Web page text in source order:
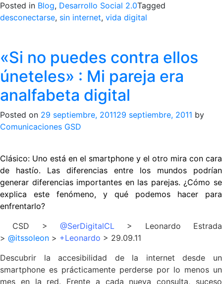
Posted in Blog, Desarrollo Social 2.0Tagged
desconectarse, sin internet, vida digital
«Si no puedes contra ellos
úneteles» : Mi pareja era
analfabeta digital
Posted on 29 septiembre, 201129 septiembre, 2011 by
Comunicaciones GSD
Clásico: Uno está en el smartphone y el otro mira con cara
de hastío. Las diferencias entre los mundos podrían
generar diferencias importantes en las parejas. ¿Cómo se
explica este fenómeno, y qué podemos hacer para
enfrentarlo?
CSD > @SerDigitalCL > Leonardo Estrada
> @itssoleon > +Leonardo > 29.09.11
Descubrir la accesibilidad de la internet desde un
smartphone es prácticamente perderse por lo menos un
mes en la red. Frente a cada nueva consulta, suceso